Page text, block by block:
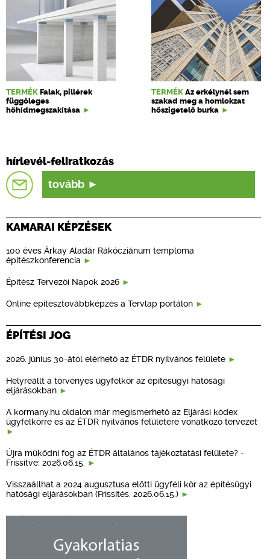
TERMÉK Falak, pillérek
függőleges
hőhídmegszakítása
TERMÉK Az erkélynél sem
szakad meg a homlokzat
hőszigetelő burka
hírlevél-feliratkozás
tovább
KAMARAI KÉPZÉSEK
100 éves Árkay Aladár Rákócziánum temploma
építészkonferencia
Építész Tervezői Napok 2026
Online építésztovábbképzés a Tervlap portálon
ÉPÍTÉSI JOG
2026. június 30-ától elérhető az ÉTDR nyilvános felülete
Helyreállt a törvényes ügyfélkör az építésügyi hatósági
eljárásokban
A kormany.hu oldalon már megismerhető az Eljárási kódex
ügyfélkörre és az ÉTDR nyilvános felületére vonatkozó tervezet
Újra működni fog az ÉTDR általános tájékoztatási felülete? -
Frissítve: 2026.06.15.
Visszaállhat a 2024 augusztusa előtti ügyféli kör az építésügyi
hatósági eljárásokban (Frissítés: 2026.06.15.)